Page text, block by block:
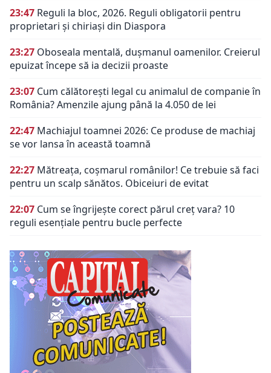
23:47 Reguli la bloc, 2026. Reguli obligatorii pentru
proprietari și chiriași din Diaspora
23:27 Oboseala mentală, dușmanul oamenilor. Creierul
epuizat începe să ia decizii proaste
23:07 Cum călătorești legal cu animalul de companie în
România? Amenzile ajung până la 4.050 de lei
22:47 Machiajul toamnei 2026: Ce produse de machiaj
se vor lansa în această toamnă
22:27 Mătreața, coșmarul românilor! Ce trebuie să faci
pentru un scalp sănătos. Obiceiuri de evitat
22:07 Cum se îngrijește corect părul creț vara? 10
reguli esențiale pentru bucle perfecte